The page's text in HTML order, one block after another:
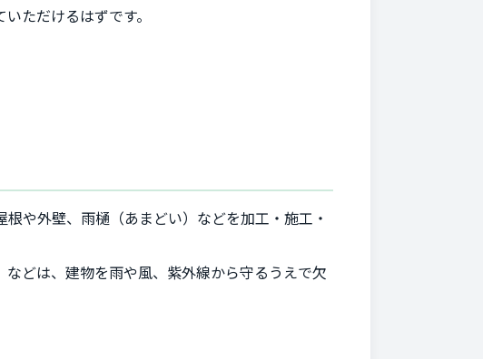
ただけるはずです。
や外壁、雨樋（あまどい）などを加工・施工・
どは、建物を雨や風、紫外線から守るうえで欠